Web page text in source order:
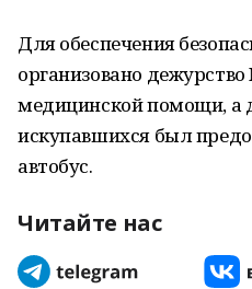
Для обеспечения
организовано
медицинской помощи, а
искупавшихся был
автобус.
Читайте нас